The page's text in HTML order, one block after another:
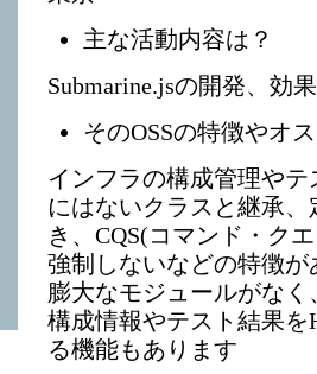
主な活動内容は？
Submarine.jsの開発、効
そのOSSの特徴やオ
インフラの構成管理やテ
にはないクラスと継承
き、CQS(コマンド・ク
強制しないなどの特徴
膨大なモジュールがな
構成情報やテスト結果
る機能もあります